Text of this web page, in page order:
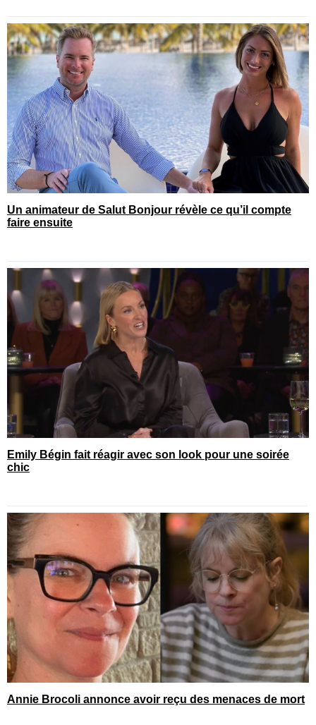
Un animateur de Salut Bonjour révèle ce qu’il compte
faire ensuite
Emily Bégin fait réagir avec son look pour une soirée
chic
Annie Brocoli annonce avoir reçu des menaces de mort